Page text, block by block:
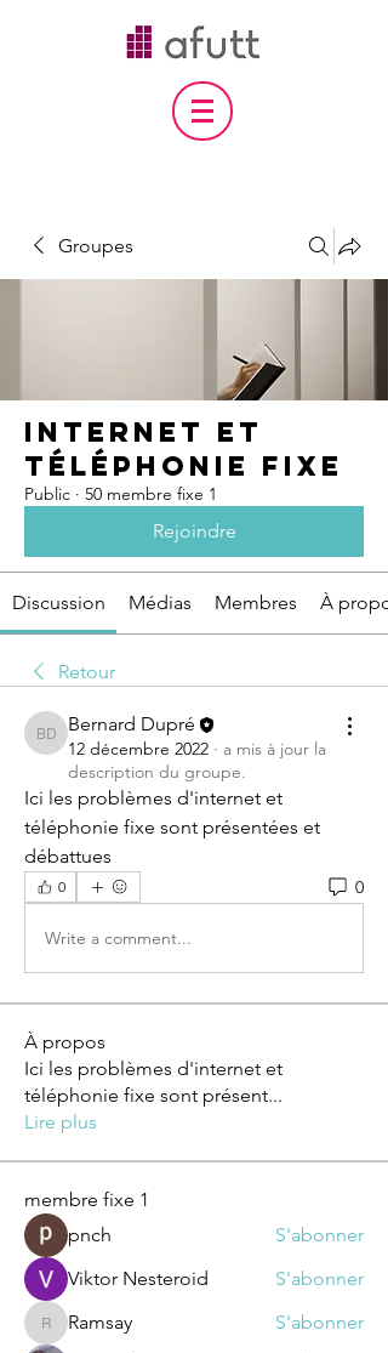
Groupes
internet et
téléphonie fixe
Public · 50 membre fixe 1
Rejoindre
Discussion Médias Membres À
Retour
Bernard Dupré
Bernard Dupré
12 décembre 2022 · a mis à jour la
description du groupe.
Ici les problèmes d'internet et
téléphonie fixe sont présentées et
débattues
0 0
Write a comment...
À propos
Ici les problèmes d'internet et
téléphonie fixe sont présent...
Lire plus
membre fixe 1
pnch
S'abonner
Viktor Nesteroid
S'abonner
RamsayRamsay
S'abonner